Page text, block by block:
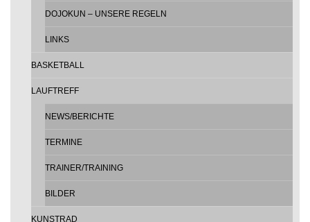
DOJOKUN – UNSERE REGELN
LINKS
BASKETBALL
LAUFTREFF
NEWS/BERICHTE
TERMINE
TRAINER/TRAINING
BILDER
KUNSTRAD